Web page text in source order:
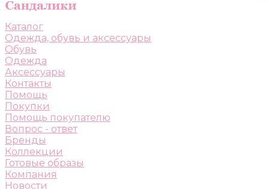
Каталог
Одежда, обувь и аксессуары
Обувь
Одежда
Аксессуары
Контакты
Помощь
Покупки
Помощь покупателю
Вопрос - ответ
Бренды
Коллекции
Готовые образы
Компания
Новости